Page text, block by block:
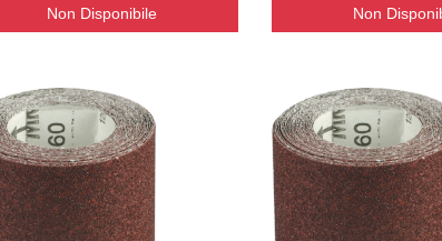
Non Disponibile
Non